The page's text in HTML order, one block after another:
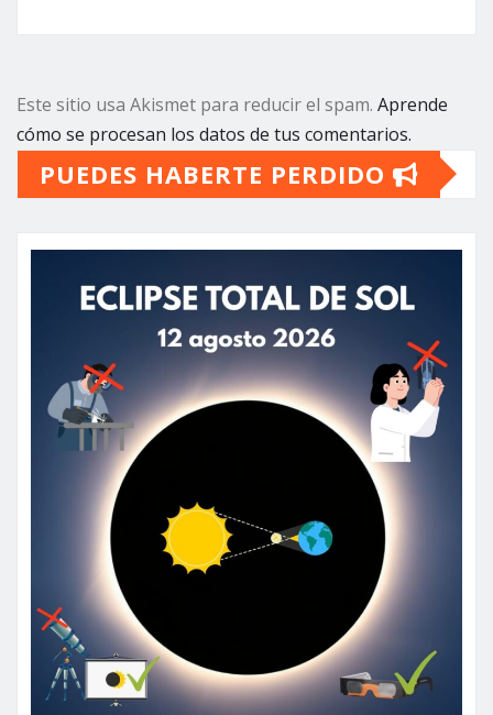
Este sitio usa Akismet para reducir el spam. Aprende
cómo se procesan los datos de tus comentarios.
PUEDES HABERTE PERDIDO